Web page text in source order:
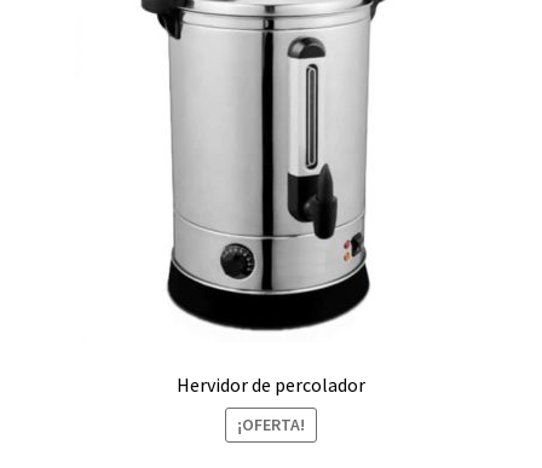
Hervidor de percolador
¡OFERTA!